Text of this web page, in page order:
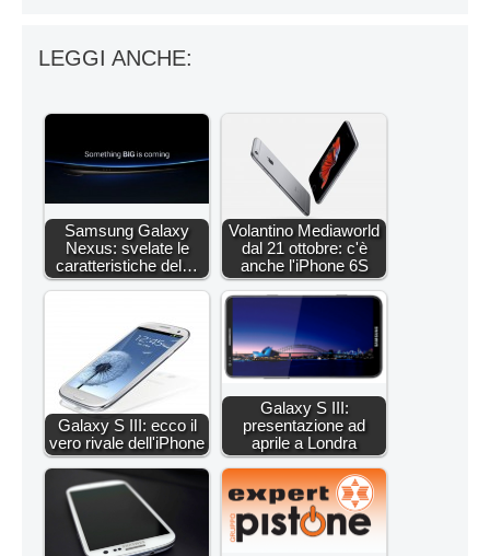
LEGGI ANCHE:
Samsung Galaxy
Nexus: svelate le
caratteristiche del…
Volantino Mediaworld
dal 21 ottobre: c'è
anche l'iPhone 6S
Galaxy S III: ecco il
vero rivale dell'iPhone
Galaxy S III:
presentazione ad
aprile a Londra